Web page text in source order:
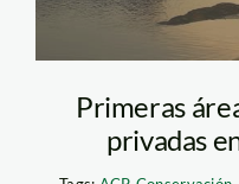
Primeras
privadas